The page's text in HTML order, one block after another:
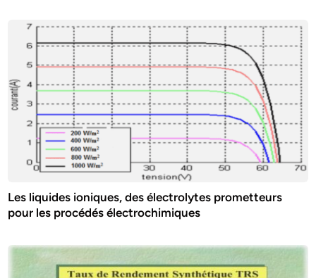
Les liquides ioniques, des électrolytes prometteurs
pour les procédés électrochimiques